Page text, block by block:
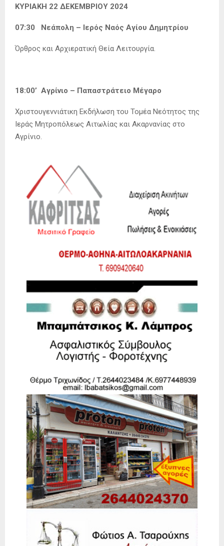
ΚΥΡΙΑΚΗ 22 ΔΕΚΕΜΒΡΙΟΥ 2024
07:30 Νεάπολη – Ιερός Ναός Αγίου Δημητρίου
Όρθρος και Αρχιερατική Θεία Λειτουργία.
18:00’ Αγρίνιο – Παπαστράτειο Μέγαρο
Χριστουγεννιάτικη Εκδήλωση του Τομέα Νεότητος της
Ιεράς Μητροπόλεως Αιτωλίας και Ακαρνανίας στο
Αγρίνιο.